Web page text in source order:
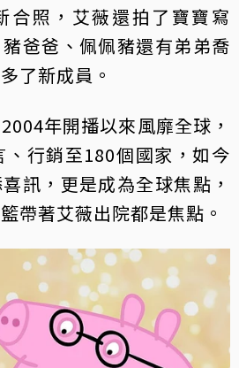
合照，艾薇還拍了寶寶寫
爸爸、佩佩豬還有弟弟喬
了新成員。
年開播以來風靡全球，
、行銷至180個國家，如今
訊，更是成為全球焦點，
帶著艾薇出院都是焦點。